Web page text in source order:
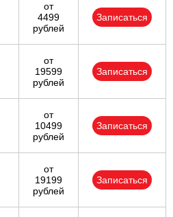
от
4499
рублей
Записаться
от
19599
рублей
Записаться
от
10499
рублей
Записаться
от
19199
рублей
Записаться